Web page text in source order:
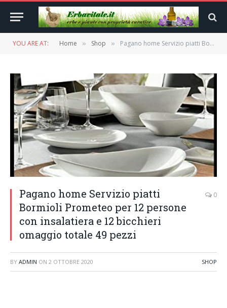
YOU ARE AT: Home » Shop » Pagano home Servizio piatti Bormioli Prometeo per 12 persone con insalatiera e 12 bicchieri omaggio totale 49 pezzi
Pagano home Servizio piatti
Bormioli Prometeo per 12 persone
con insalatiera e 12 bicchieri
omaggio totale 49 pezzi
0
BY ADMIN ON 2 OTTOBRE 2020 SHOP